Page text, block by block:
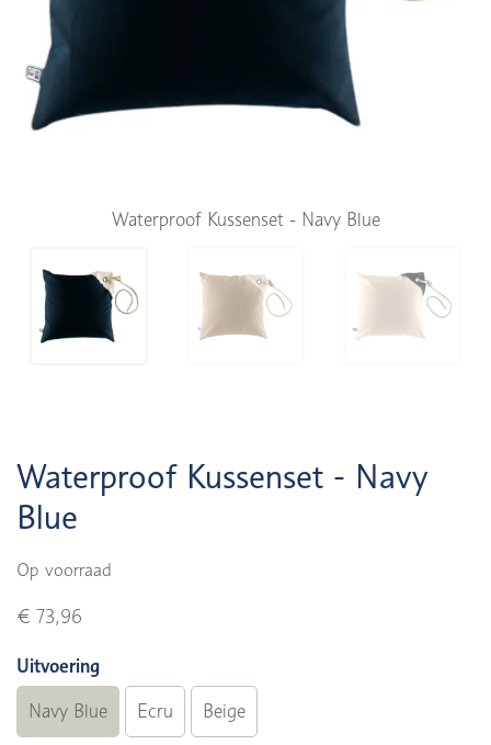
Waterproof Kussenset - Navy Blue
Waterproof Kussenset - Navy
Blue
Op voorraad
€ 73,96
Uitvoering
Navy Blue Ecru Beige